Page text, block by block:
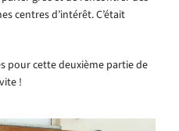
centres d’intérêt. C’était
pour cette deuxième partie de
!